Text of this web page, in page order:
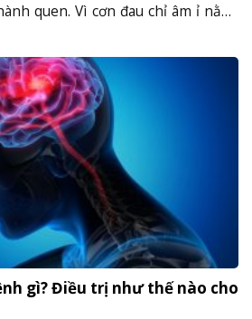
quen. Vì cơn đau chỉ âm ỉ nằng
giản là mình ngồi máy tính nhiều,
gì? Điều trị như thế nào cho